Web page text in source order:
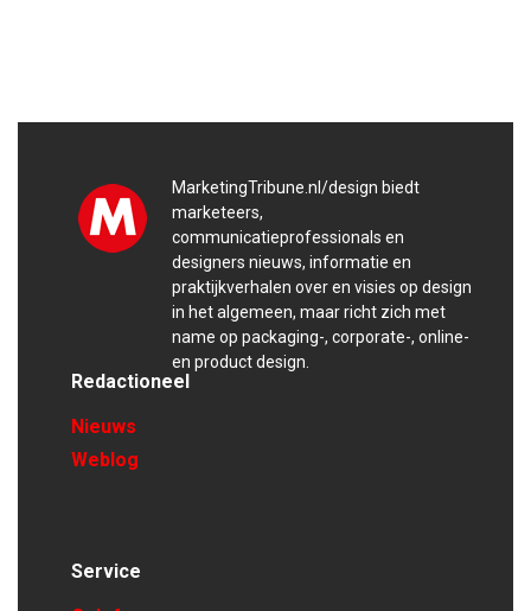
MarketingTribune.nl/design biedt
marketeers,
communicatieprofessionals en
designers nieuws, informatie en
praktijkverhalen over en visies op design
in het algemeen, maar richt zich met
name op packaging-, corporate-, online-
en product design.
Redactioneel
Nieuws
Weblog
Service